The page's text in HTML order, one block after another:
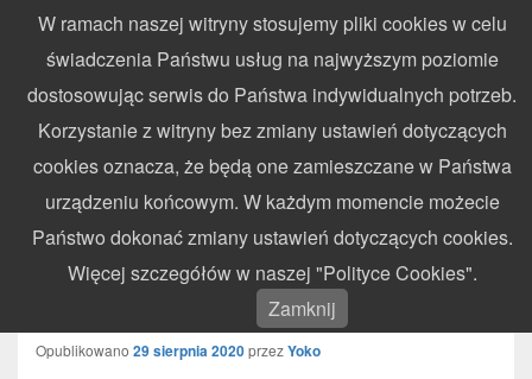
WynikiZawodow.pl
Profesjonalny elektroniczny pomiar czasu – chronometraż zawodów
sportowych
Search
for:
Search
Motocross Pitbike Tarnów – Tarnów –
Opublikowano 29 sierpnia 2020przezYoko
W ramach naszej witryny stosujemy pliki cookies w celu
świadczenia Państwu usług na najwyższym poziomie
dostosowując serwis do Państwa indywidualnych potrzeb.
Korzystanie z witryny bez zmiany ustawień dotyczących
cookies oznacza, że będą one zamieszczane w Państwa
urządzeniu końcowym. W każdym momencie możecie
Państwo dokonać zmiany ustawień dotyczących cookies.
Więcej szczegółów w naszej "Polityce Cookies".
Zamknij